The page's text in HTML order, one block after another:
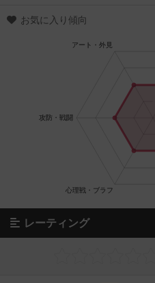
お気に入り傾向
レーティング